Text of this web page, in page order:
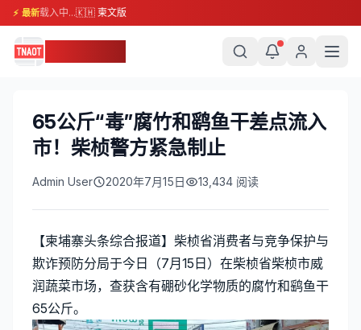
⚡ 最新载入中...🇰🇭 柬文版
65公斤“毒”腐竹和鹞鱼干差点流入
市！柴桢警方紧急制止
Admin User 2020年7月15日 13,434 阅读
【柬埔寨头条综合报道】柴桢省消费者与竞争保护与
欺诈预防分局于今日（7月15日）在柴桢省柴桢市威
润蔬菜市场，查获含有硼砂化学物质的腐竹和鹞鱼干
65公斤。